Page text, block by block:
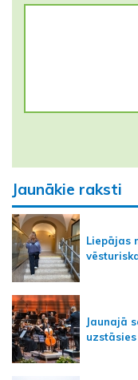
Jaunākie raksti
Liepājas
Jaunajā